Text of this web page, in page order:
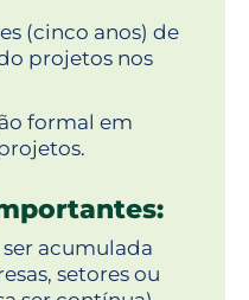
(cinco anos) de
projetos nos
formal em
acumulada
setores ou